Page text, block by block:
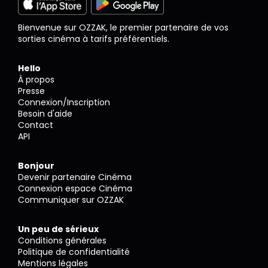
Bienvenue sur OZZAK, le premier partenaire de vos
sorties cinéma à tarifs préférentiels.
Hello
À propos
Presse
Connexion/Inscription
Besoin d'aide
Contact
API
Bonjour
Devenir partenaire Cinéma
Connexion espace Cinéma
Communiquer sur OZZAK
Un peu de sérieux
Conditions générales
Politique de confidentialité
Mentions légales